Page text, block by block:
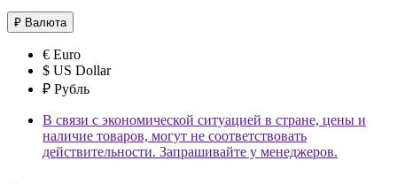
₽ Валюта
€ Euro
$ US Dollar
₽ Рубль
В связи с экономической ситуацией в стране, цены и
наличие товаров, могут не соответствовать
действительности. Запрашивайте у менеджеров.